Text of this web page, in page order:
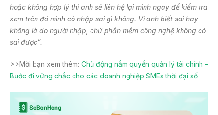
hoặc không hợp lý thì anh sẽ liên hệ lại mình ngay để kiểm tra
xem trên đó mình có nhập sai gì không. Vì anh biết sai hay
không là do người nhập, chứ phần mềm công nghệ không có
sai được”.
>>Mời bạn xem thêm: Chủ động nắm quyền quản lý tài chính –
Bước đi vững chắc cho các doanh nghiệp SMEs thời đại số